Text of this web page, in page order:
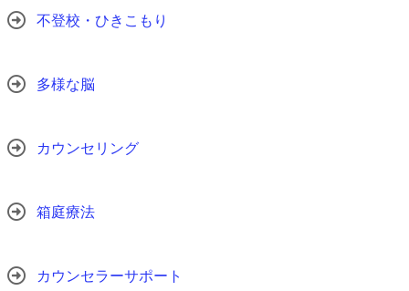
不登校・ひきこもり
多様な脳
カウンセリング
箱庭療法
カウンセラーサポート